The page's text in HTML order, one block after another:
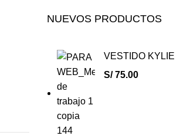
NUEVOS PRODUCTOS
VESTIDO KYLIE
S/75.00